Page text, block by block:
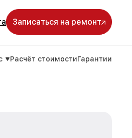
Записаться на ремонт
Расчёт стоимостиГарантии